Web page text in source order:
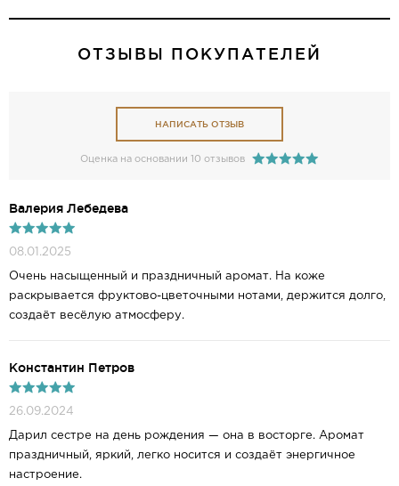
ОТЗЫВЫ ПОКУПАТЕЛЕЙ
НАПИСАТЬ ОТЗЫВ
Оценка на основании 10 отзывов
Валерия Лебедева
08.01.2025
Очень насыщенный и праздничный аромат. На коже
раскрывается фруктово-цветочными нотами, держится долго,
создаёт весёлую атмосферу.
Константин Петров
26.09.2024
Дарил сестре на день рождения — она в восторге. Аромат
праздничный, яркий, легко носится и создаёт энергичное
настроение.